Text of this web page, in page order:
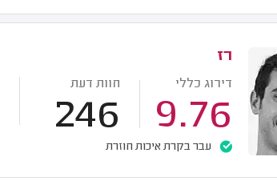
רז
דירוג כללי
9.76
חוות דעת
246
עבר בקרת איכות חוזרת